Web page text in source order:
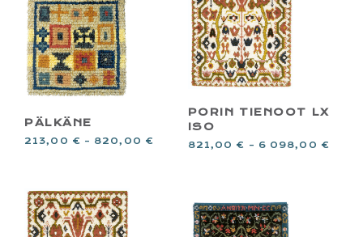
PÄLKÄNE
213,00 € – 820,00 €
PORIN TIENOOT LX
ISO
821,00 € – 6 098,00 €